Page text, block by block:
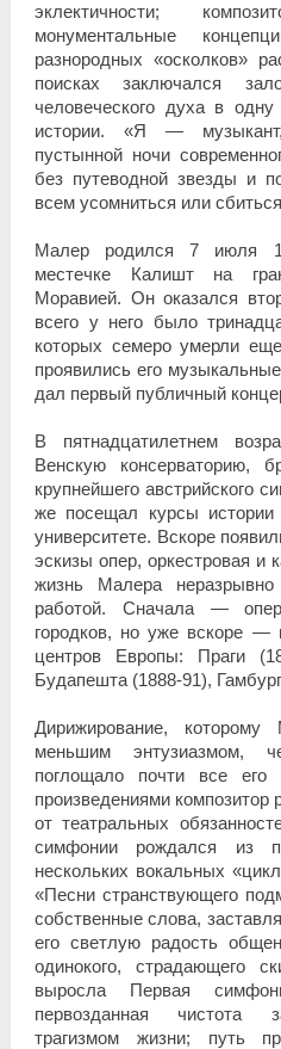
эклектичности;
монументальные
разнородных «осколков»
поисках заключался
человеческого духа в
истории. «Я —
пустынной ночи
без путеводной звезды и
всем усомниться или
Малер родился 7 июля
местечке Калишт на
Моравией. Он оказался
всего у него было
которых семеро умерли
проявились его
дал первый публичный
В пятнадцатилетнем
Венскую консерваторию,
крупнейшего австрийского
же посещал курсы
университете. Вскоре
эскизы опер, оркестровая и
жизнь Малера
работой. Сначала —
городков, но уже вскоре —
центров Европы: Праги
Будапешта (1888-91),
Дирижирование,
меньшим энтузиазмом,
поглощало почти все
произведениями
от театральных
симфонии рождался из
нескольких вокальных
«Песни странствующегo
собственные слова,
его светлую радость
одинокого, страдающего
выросла Первая
первозданная чистота
трагизмом жизни; путь